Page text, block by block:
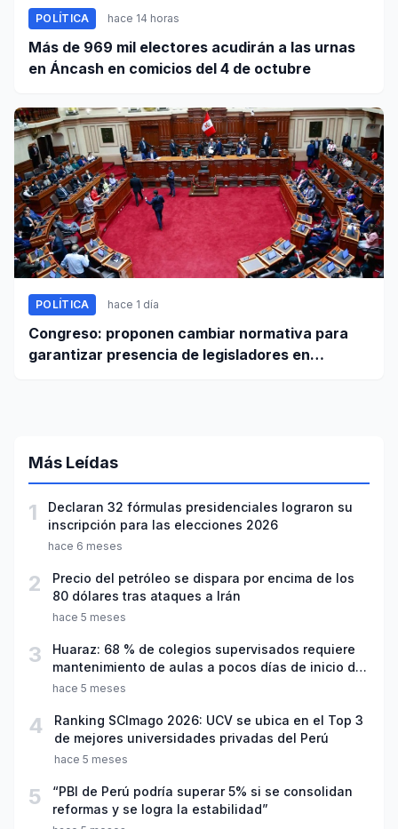
POLÍTICA hace 14 horas
Más de 969 mil electores acudirán a las urnas
en Áncash en comicios del 4 de octubre
POLÍTICA hace 1 día
Congreso: proponen cambiar normativa para
garantizar presencia de legisladores en
Más Leídas
1
Declaran 32 fórmulas presidenciales lograron su
inscripción para las elecciones 2026
hace 6 meses
2
Precio del petróleo se dispara por encima de los
80 dólares tras ataques a Irán
hace 5 meses
3
Huaraz: 68 % de colegios supervisados requiere
mantenimiento de aulas a pocos días de inicio del
año escolar 2026
hace 5 meses
4
Ranking SCImago 2026: UCV se ubica en el Top 3
de mejores universidades privadas del Perú
hace 5 meses
5
“PBI de Perú podría superar 5% si se consolidan
reformas y se logra la estabilidad”